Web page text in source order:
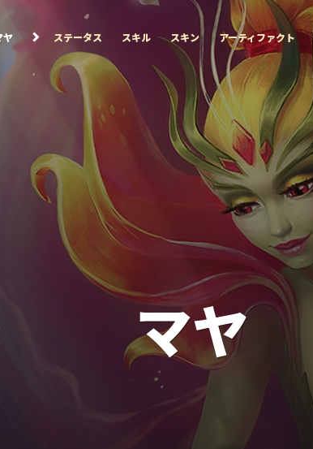
ヤ ステータス スキル スキン アーティファクト
マヤ